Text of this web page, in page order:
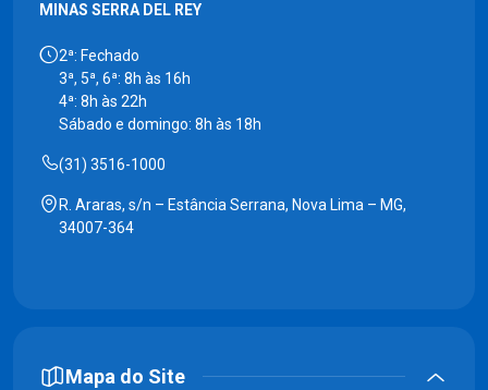
MINAS SERRA DEL REY
2ª: Fechado
3ª, 5ª, 6ª: 8h às 16h
4ª: 8h às 22h
Sábado e domingo: 8h às 18h
(31) 3516-1000
R. Araras, s/n – Estância Serrana, Nova Lima – MG,
34007-364
Mapa do Site